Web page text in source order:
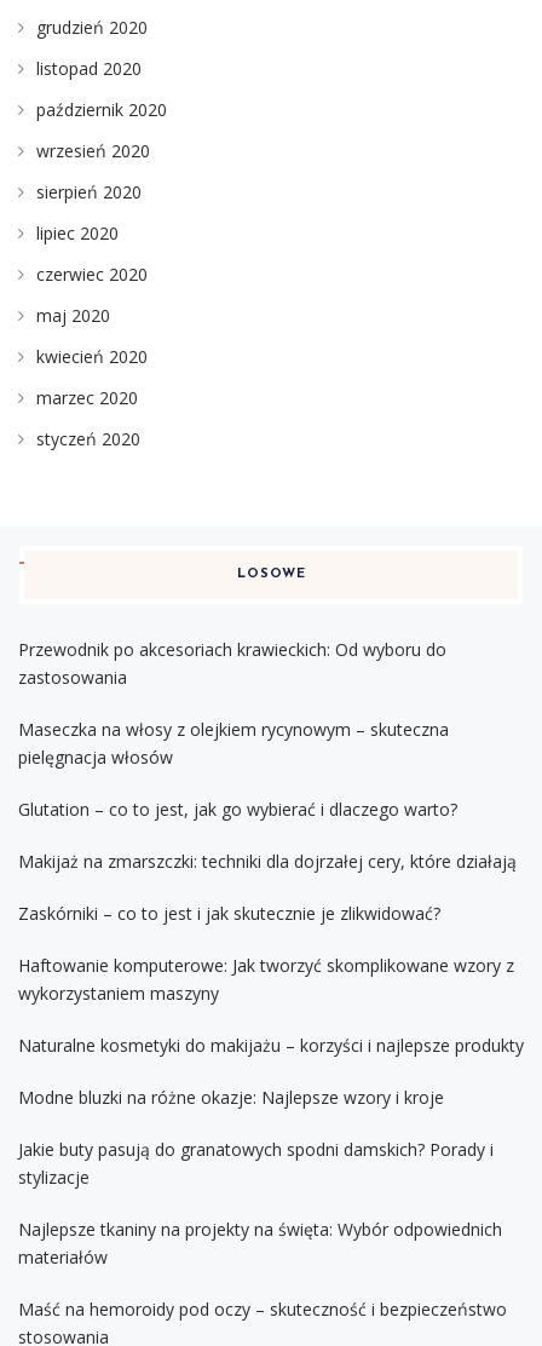
grudzień 2020
listopad 2020
październik 2020
wrzesień 2020
sierpień 2020
lipiec 2020
czerwiec 2020
maj 2020
kwiecień 2020
marzec 2020
styczeń 2020
LOSOWE
Przewodnik po akcesoriach krawieckich: Od wyboru do
zastosowania
Maseczka na włosy z olejkiem rycynowym – skuteczna
pielęgnacja włosów
Glutation – co to jest, jak go wybierać i dlaczego warto?
Makijaż na zmarszczki: techniki dla dojrzałej cery, które działają
Zaskórniki – co to jest i jak skutecznie je zlikwidować?
Haftowanie komputerowe: Jak tworzyć skomplikowane wzory z
wykorzystaniem maszyny
Naturalne kosmetyki do makijażu – korzyści i najlepsze produkty
Modne bluzki na różne okazje: Najlepsze wzory i kroje
Jakie buty pasują do granatowych spodni damskich? Porady i
stylizacje
Najlepsze tkaniny na projekty na święta: Wybór odpowiednich
materiałów
Maść na hemoroidy pod oczy – skuteczność i bezpieczeństwo
stosowania